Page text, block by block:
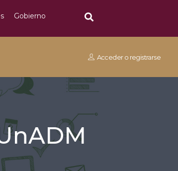
Gobierno
Acceder o registrarse